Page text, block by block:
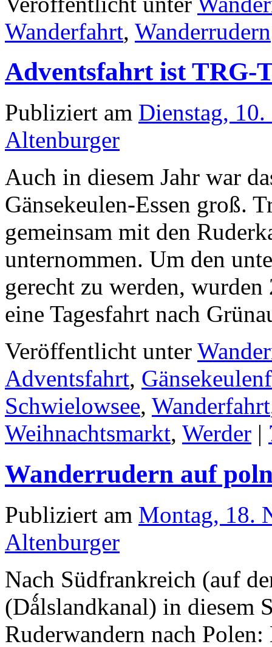
Wanderfahrt, Wanderrudern
Adventsfahrt ist TRG-
Publiziert am Dienstag,
Altenburger
Auch in diesem Jahr war
Gänsekeulen-Essen groß.
gemeinsam mit den
unternommen. Um den
gerecht zu werden,
eine Tagesfahrt nach
Veröffentlicht unter
Adventsfahrt,
Schwielowsee, Wanderfahrt
Weihnachtsmarkt, Werder |
Wanderrudern auf
Publiziert am Montag, 18.
Altenburger
Nach Südfrankreich (auf
(Dǻlslandkanal) in diesem
Ruderwandern nach